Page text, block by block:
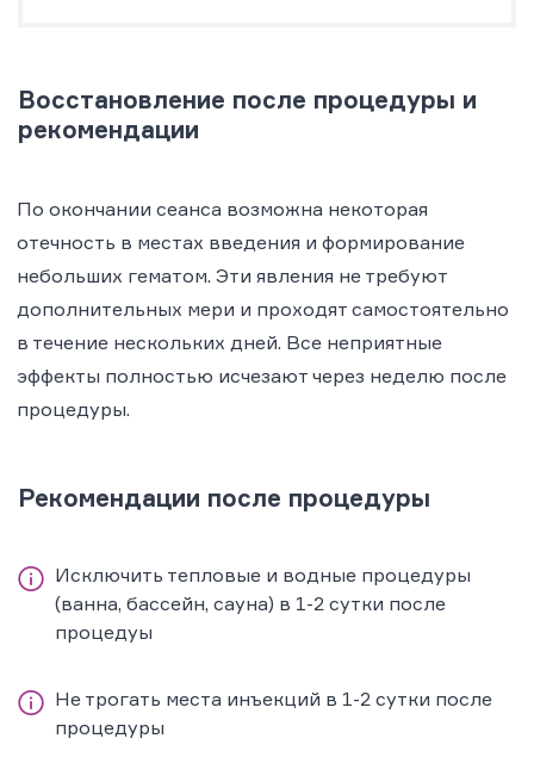
Восстановление после процедуры и
рекомендации
По окончании сеанса возможна некоторая
отечность в местах введения и формирование
небольших гематом. Эти явления не требуют
дополнительных мери и проходят самостоятельно
в течение нескольких дней. Все неприятные
эффекты полностью исчезают через неделю после
процедуры.
Рекомендации после процедуры
Исключить тепловые и водные процедуры
(ванна, бассейн, сауна) в 1-2 сутки после
процедуы
Не трогать места инъекций в 1-2 сутки после
процедуры